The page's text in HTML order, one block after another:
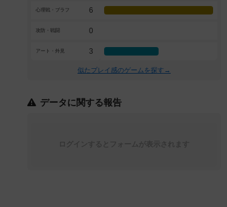
心理戦・ブラフ 6
攻防・戦闘 0
アート・外見 3
似たプレイ感のゲームを探す→
データに関する報告